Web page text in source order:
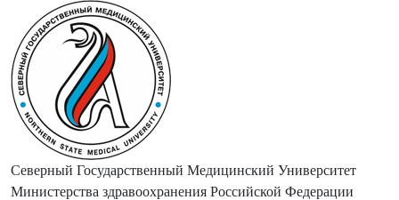
Северный Государственный Медицинский Университет
Министерства здравоохранения Российской Федерации